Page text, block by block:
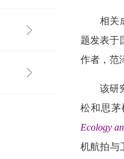
相关
题发表于
作者，范
该研
松和思茅
Ecology
机航拍与